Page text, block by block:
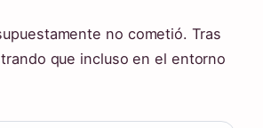
no cometió. Tras
que incluso en el entorno